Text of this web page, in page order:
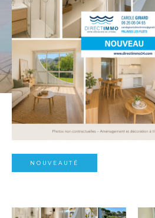
NOUVEAUTÉ